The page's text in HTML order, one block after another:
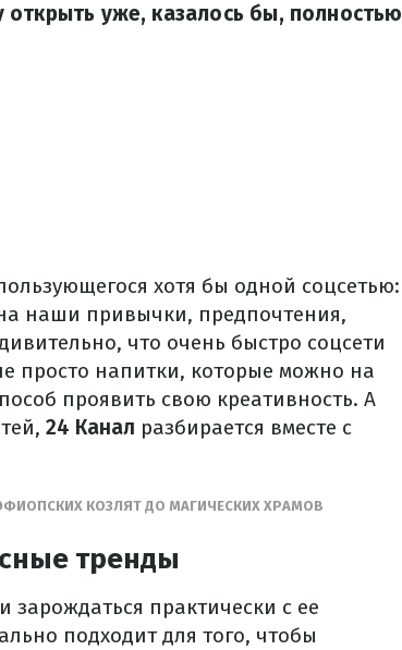
уже, казалось бы, полностью
хотя бы одной соцсетью:
наши привычки, предпочтения,
что очень быстро соцсети
просто напитки, которые можно на
проявить свою креативность. А
24 Канал разбирается вместе с
КОЗЛЯТ ДО МАГИЧЕСКИХ ХРАМОВ
тренды
практически с ее
подходит для того, чтобы